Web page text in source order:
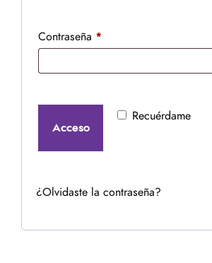
Contraseña *
Recuérdame
Acceso
¿Olvidaste la contraseña?